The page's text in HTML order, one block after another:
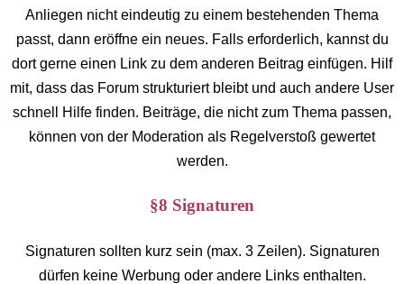
Anliegen nicht eindeutig zu einem bestehenden Thema
passt, dann eröffne ein neues. Falls erforderlich, kannst du
dort gerne einen Link zu dem anderen Beitrag einfügen. Hilf
mit, dass das Forum strukturiert bleibt und auch andere User
schnell Hilfe finden. Beiträge, die nicht zum Thema passen,
können von der Moderation als Regelverstoß gewertet
werden.
§8 Signaturen
Signaturen sollten kurz sein (max. 3 Zeilen). Signaturen
dürfen keine Werbung oder andere Links enthalten.